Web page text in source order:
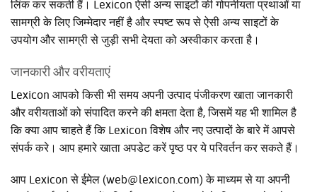
लिंक कर सकती हैं। Lexicon ऐसी अन्य साइटों की गोपनीयता प्रथाओं या
सामग्री के लिए जिम्मेदार नहीं है और स्पष्ट रूप से ऐसी अन्य साइटों के
उपयोग और सामग्री से जुड़ी सभी देयता को अस्वीकार करता है।
जानकारी और वरीयताएं
Lexicon आपको किसी भी समय अपनी उत्पाद पंजीकरण खाता जानकारी
और वरीयताओं को संपादित करने की क्षमता देता है, जिसमें यह भी शामिल है
कि क्या आप चाहते हैं कि Lexicon विशेष और नए उत्पादों के बारे में आपसे
संपर्क करे। आप हमारे खाता अपडेट करें पृष्ठ पर ये परिवर्तन कर सकते हैं।
आप Lexicon से ईमेल (web@lexicon.com) के माध्यम से या अपनी